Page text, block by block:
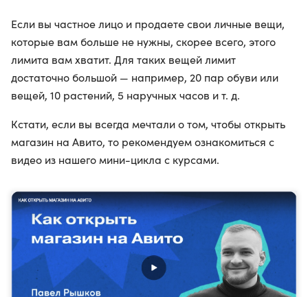
Если вы частное лицо и продаете свои личные вещи,
которые вам больше не нужны, скорее всего, этого
лимита вам хватит. Для таких вещей лимит
достаточно большой — например, 20 пар обуви или
вещей, 10 растений, 5 наручных часов и т. д.
Кстати, если вы всегда мечтали о том, чтобы открыть
магазин на Авито, то рекомендуем ознакомиться с
видео из нашего мини-цикла с курсами.